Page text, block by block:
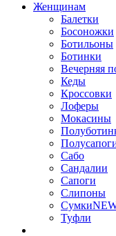
Женщинам
Балетки
Босоножки
Ботильоны
Ботинки
Вечерняя
Кеды
Кроссовки
Лоферы
Мокасины
Сабо
Сандалии
Сапоги
Слипоны
Сумки
Туфли